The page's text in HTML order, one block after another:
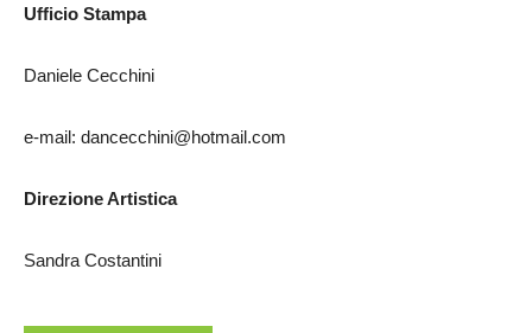
Ufficio Stampa
Daniele Cecchini
e-mail: dancecchini@hotmail.com
Direzione Artistica
Sandra Costantini